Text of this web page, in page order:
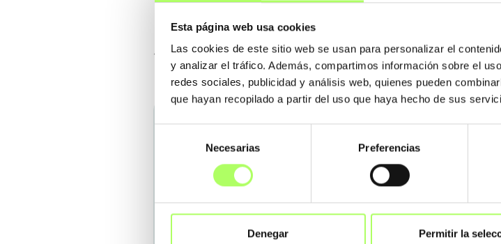
Esta página web usa cookies
Las cookies de este sitio web se usan para personalizar el
y analizar el tráfico. Además, compartimos información sobre el
redes sociales, publicidad y análisis web, quienes pueden
que hayan recopilado a partir del uso que haya hecho de sus
consentimiento
Necesarias Preferencias
Denegar Permitir la